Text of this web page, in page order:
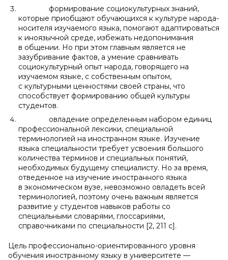
формирование социокультурных знаний,
которые приобщают обучающихся к культуре народа-
носителя изучаемого языка, помогают адаптироваться
к иноязычной среде, избежать недопонимания
в общении. Но при этом главным является не
зазубривание фактов, а умение сравнивать
социокультурный опыт народа, говорящего на
изучаемом языке, с собственным опытом,
с культурными ценностями своей страны, что
способствует формированию общей культуры
студентов.
овладение определенным набором единиц
профессиональной лексики, специальной
терминологией на иностранном языке. Изучение
языка специальности требует усвоения большого
количества терминов и специальных понятий,
необходимых будущему специалисту. Но за время,
отведенное на изучение иностранного языка
в экономическом вузе, невозможно овладеть всей
терминологией, поэтому очень важным является
развитие у студентов навыков работы со
специальными словарями, глоссариями,
справочниками по специальности [2, 211 с].
Цель профессионально-ориентированного уровня
обучения иностранному языку в университете —